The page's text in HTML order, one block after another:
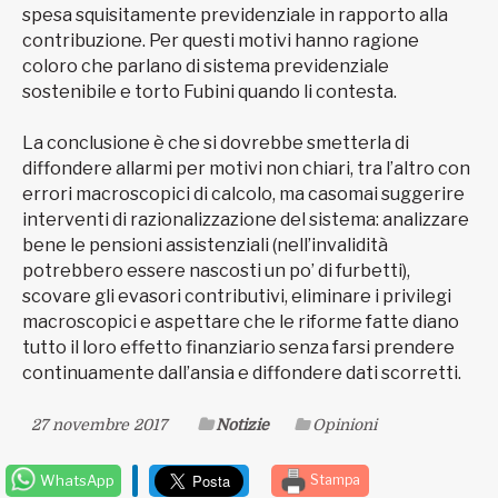
spesa squisitamente previdenziale in rapporto alla
contribuzione. Per questi motivi hanno ragione
coloro che parlano di sistema previdenziale
sostenibile e torto Fubini quando li contesta.
La conclusione è che si dovrebbe smetterla di
diffondere allarmi per motivi non chiari, tra l’altro con
errori macroscopici di calcolo, ma casomai suggerire
interventi di razionalizzazione del sistema: analizzare
bene le pensioni assistenziali (nell’invalidità
potrebbero essere nascosti un po’ di furbetti),
scovare gli evasori contributivi, eliminare i privilegi
macroscopici e aspettare che le riforme fatte diano
tutto il loro effetto finanziario senza farsi prendere
continuamente dall’ansia e diffondere dati scorretti.
27 novembre 2017 Notizie Opinioni
WhatsApp Stampa